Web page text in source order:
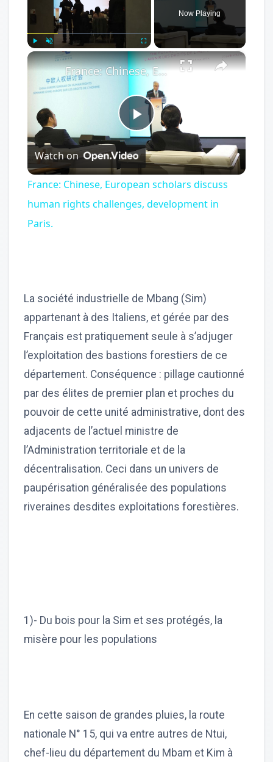
Unmute Fullscreen
Now Playing
×
Play
Video
France: Chinese, European scholars discuss human rights challenges, development in Paris.
Watch on
France: Chinese, European scholars discuss
human rights challenges, development in
Paris.
La société industrielle de Mbang (Sim)
appartenant à des Italiens, et gérée par des
Français est pratiquement seule à s’adjuger
l’exploitation des bastions forestiers de ce
département. Conséquence : pillage cautionné
par des élites de premier plan et proches du
pouvoir de cette unité administrative, dont des
adjacents de l’actuel ministre de
l’Administration territoriale et de la
décentralisation. Ceci dans un univers de
paupérisation généralisée des populations
riveraines desdites exploitations forestières.
1)- Du bois pour la Sim et ses protégés, la
misère pour les populations
En cette saison de grandes pluies, la route
nationale N° 15, qui va entre autres de Ntui,
chef-lieu du département du Mbam et Kim à